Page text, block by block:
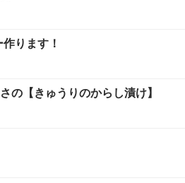
ります！
の【きゅうりのからし漬け】